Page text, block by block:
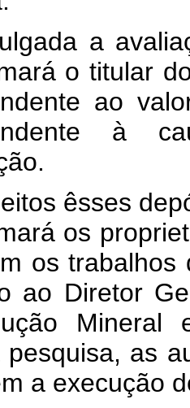
a
o titular
ao
à
êsses
os
os
ao Diretor
Mineral
as
a execução